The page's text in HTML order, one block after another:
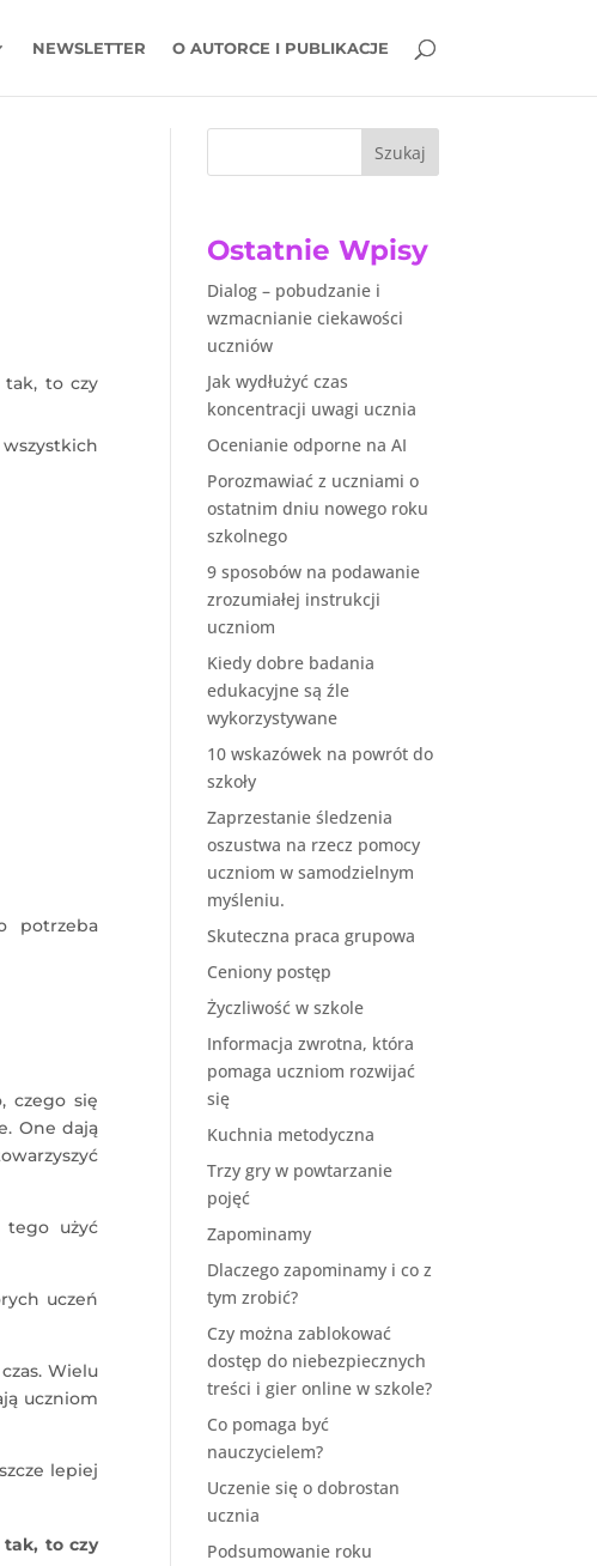
NEWSLETTER O AUTORCE I PUBLIKACJE
tak, to czy
potrzeba
czego się
One dają
tego użyć
uczeń
Wielu
uczniom
lepiej
tak, to czy
Szukaj
Ostatnie Wpisy
Dialog – pobudzanie i
wzmacnianie ciekawości
uczniów
Jak wydłużyć czas
koncentracji uwagi ucznia
Ocenianie odporne na AI
Porozmawiać z uczniami o
ostatnim dniu nowego roku
szkolnego
9 sposobów na podawanie
zrozumiałej instrukcji
uczniom
Kiedy dobre badania
edukacyjne są źle
wykorzystywane
10 wskazówek na powrót do
szkoły
Zaprzestanie śledzenia
oszustwa na rzecz pomocy
uczniom w samodzielnym
myśleniu.
Skuteczna praca grupowa
Ceniony postęp
Życzliwość w szkole
Informacja zwrotna, która
pomaga uczniom rozwijać
się
Kuchnia metodyczna
Trzy gry w powtarzanie
pojęć
Zapominamy
Dlaczego zapominamy i co z
tym zrobić?
Czy można zablokować
dostęp do niebezpiecznych
treści i gier online w szkole?
Co pomaga być
nauczycielem?
Uczenie się o dobrostan
ucznia
Podsumowanie roku